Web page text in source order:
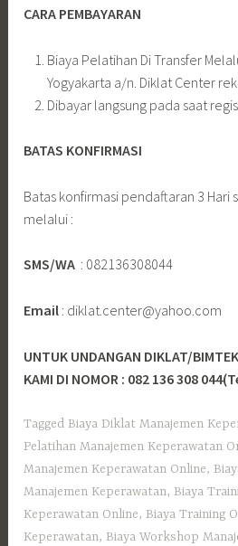
CARA PEMBAYARAN
Biaya Pelatihan Di Transfer
Yogyakarta a/n. Diklat Center
Dibayar langsung pada saat
BATAS KONFIRMASI
Batas konfirmasi pendaftaran 3 Hari
melalui :
SMS/WA : 082136308044
Email : diklat.center@yahoo.com
UNTUK UNDANGAN DIKLAT/
KAMI DI NOMOR : 082 136 308
Tagged Biaya Diklat Manajemen
Pelatihan Manajemen Keperawatan
Manajemen Keperawatan Online,
Manajemen Keperawatan, Biaya
Keperawatan Online, Biaya Training
Keperawatan, Biaya Workshop